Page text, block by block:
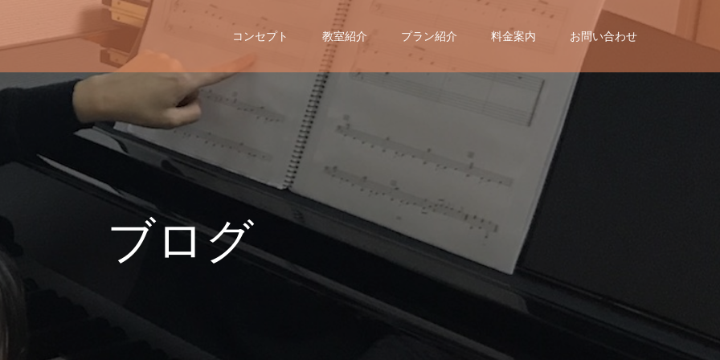
コンセプト 教室紹介 プラン紹介 料金案内 お問い合わせ
ブログ